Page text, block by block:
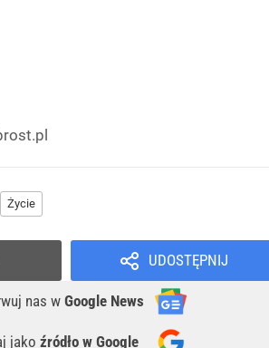
Życie
UDOSTĘPNIJ
nas w Google News
jako źródło w Google